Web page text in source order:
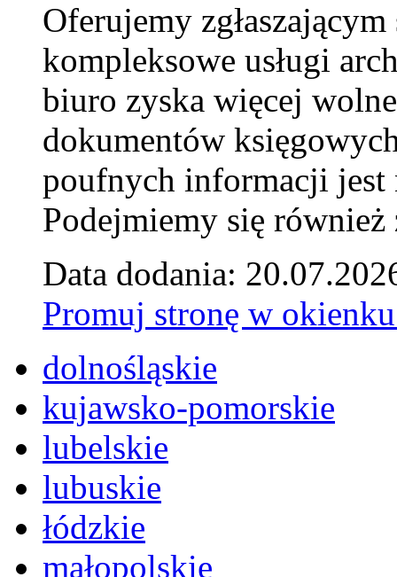
Oferujemy
kompleksowe usługi
biuro zyska więcej
dokumentów
poufnych informacji jest
Podejmiemy się
Data dodania:
Promuj stronę w
dolnośląskie
kujawsko-pomorskie
lubelskie
lubuskie
łódzkie
małopolskie